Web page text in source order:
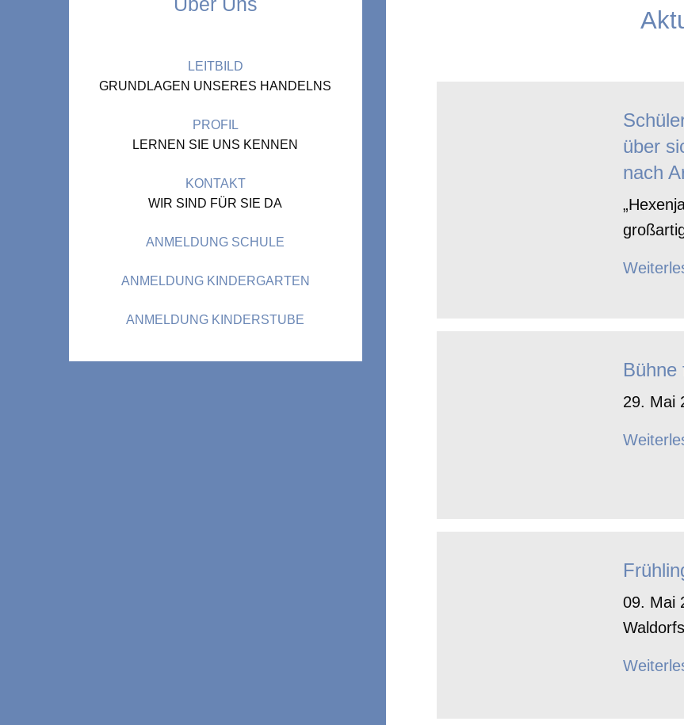
LEITBILD
GRUNDLAGEN UNSERES HANDELNS
PROFIL
LERNEN SIE UNS KENNEN
KONTAKT
WIR SIND FÜR SIE DA
ANMELDUNG SCHULE
ANMELDUNG KINDERGARTEN
ANMELDUNG KINDERSTUBE
über
nach
Bühne
29. Mai
09. Mai